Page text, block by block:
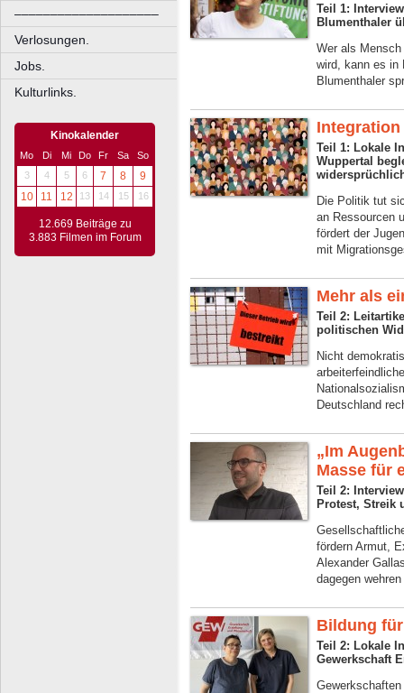
––––––––––––––––––––
Verlosungen.
Jobs.
Kulturlinks.
Kinokalender
Mo Di Mi Do Fr Sa
So
3
4 5 6 7 8
9
10
11 12 13 14 15 16
12.669 Beiträge zu
3.883 Filmen im Forum
Teil 1:
Blumenthaler
Wer als
wird, kann es in
Blumenthaler
Teil 1: Lokale
Wuppertal
Die Politik tut
an Ressourcen
fördert der
mit
Mehr als
Teil 2:
politischen
Nicht
Deutschland
„Im
Masse für
Teil 2:
Protest, Streik
fördern Armut,
Alexander
dagegen
Bildung
Teil 2: Lokale
Gewerkschaft